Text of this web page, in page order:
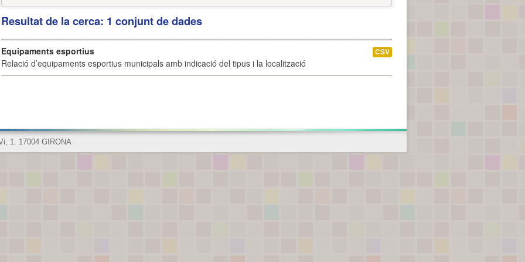
Resultat de la cerca: 1 conjunt de dades
Equipaments esportius
Relació d’equipaments esportius municipals amb indicació del tipus i la localització
CSV
1. 17004 GIRONA